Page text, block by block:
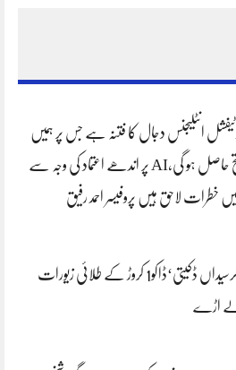
انٹلیجنس دجال کا فتنہ ہے جس پر ہمیں
فتح حاصل ہو گی،AI پر اندھے اعتماد کی وجہ سے
خطرات لاحق ہیں پروفیسر احمد رفیق
کلرسیداں ڈکیتی‘ڈاکو1 کروڑ کے طلائی زیورات
لے اڑے